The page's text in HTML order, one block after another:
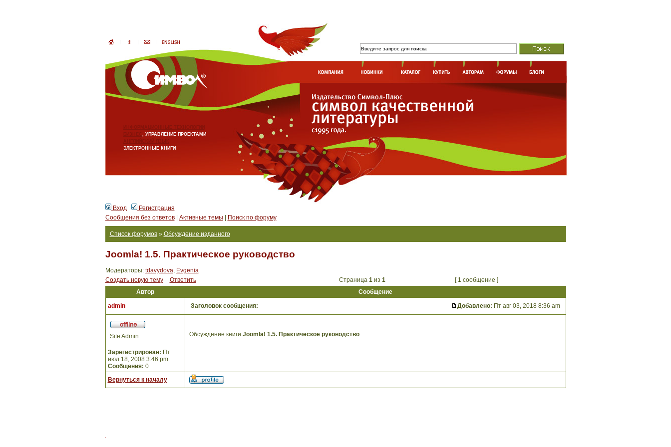
ИНФОРМАЦИОННЫЕ ТЕХНОЛОГИИ
БИЗНЕС, УПРАВЛЕНИЕ ПРОЕКТАМИ
АНГЛИЙСКИЙ ЯЗЫК
ЭЛЕКТРОННЫЕ КНИГИ
Вход
Регистрация
Сообщения без ответов| Активные темы Поиск по форуму
Список форумов» Обсуждение изданного
Joomla! 1.5. Практическое руководство
Модераторы: tdavydova, Evgenia
Создать новую тему
Ответить Страница 1из 1
[ 1 сообщение ]
Автор
Сообщение
admin
Заголовок сообщения: Добавлено: Пт авг 03, 2018 8:36 am
Site Admin
Зарегистрирован: Пт
июл 18, 2008 3:46 pm
Сообщения: 0
Обсуждение книги Joomla! 1.5. Практическое руководство
Вернуться к началу